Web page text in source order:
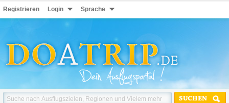
Registrieren Login Sprache
SUCHEN